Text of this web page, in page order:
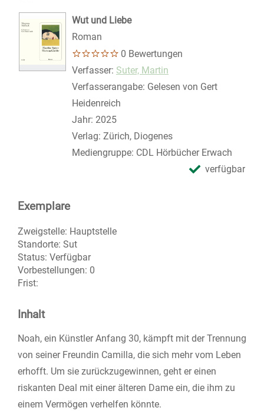
Wut und Liebe
Roman
0 Bewertungen
Verfasser: Suche nach diesem Verfasser
Suter, Martin
Verfasserangabe: Gelesen von Gert
Heidenreich
Jahr: 2025
Verlag: Zürich, Diogenes
Mediengruppe: CDL Hörbücher Erwach
verfügbar
Exemplare
Zweigstelle: Hauptstelle
Standorte: Sut
Status: Verfügbar
Vorbestellungen: 0
Frist:
Inhalt
Noah, ein Künstler Anfang 30, kämpft mit der Trennung
von seiner Freundin Camilla, die sich mehr vom Leben
erhofft. Um sie zurückzugewinnen, geht er einen
riskanten Deal mit einer älteren Dame ein, die ihm zu
einem Vermögen verhelfen könnte.